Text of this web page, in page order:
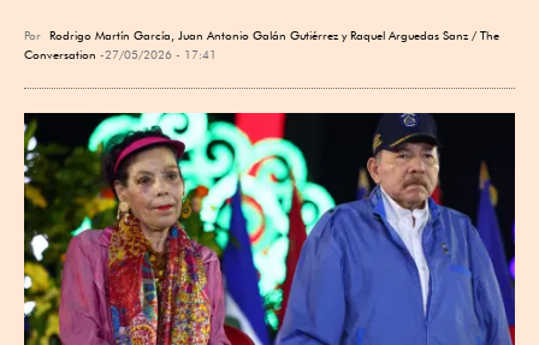
Por Rodrigo Martín García, Juan Antonio Galán Gutiérrez y Raquel Arguedas Sanz / The
Conversation
27/05/2026 - 17:41